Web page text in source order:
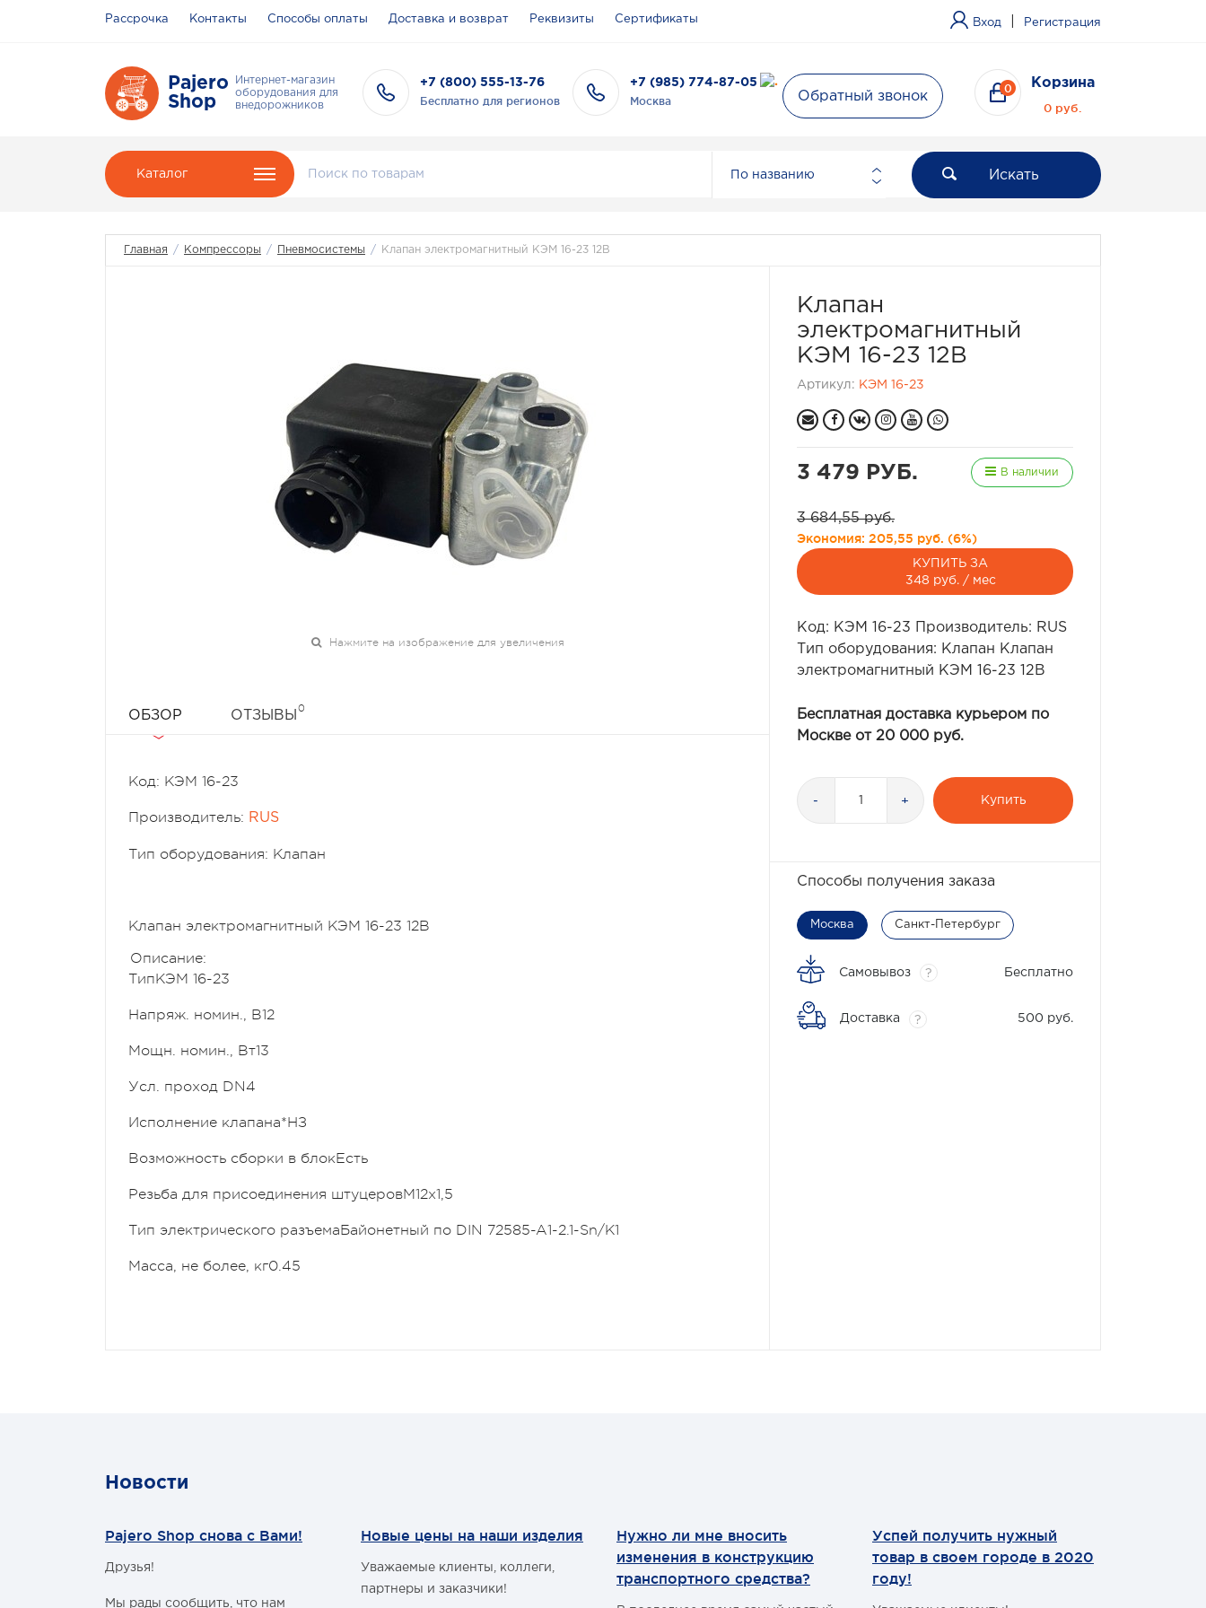
Рассрочка Контакты Способы оплаты Доставка и возврат Реквизиты Сертификаты Вход Регистрация
Pajero
Shop
Интернет-магазин
оборудования для
внедорожников
+7 (800) 555-13-76
Бесплатно для регионов
+7 (985) 774-87-05
Москва Обратный звонок
0 Корзина
0 руб.
Каталог По названию Искать
Главная / Компрессоры / Пневмосистемы / Клапан электромагнитный КЭМ 16-23 12В
Нажмите на изображение для увеличения
ОБЗОР ОТЗЫВЫ
0
Код: КЭМ 16-23
Производитель: RUS
Тип оборудования: Клапан
Клапан электромагнитный КЭМ 16-23 12В
Описание:
ТипКЭМ 16-23
Напряж. номин., В12
Мощн. номин., Вт13
Усл. проход DN4
Исполнение клапана*НЗ
Возможность сборки в блокЕсть
Резьба для присоединения штуцеровM12x1,5
Тип электрического разъемаБайонетный по DIN 72585-A1-2.1-Sn/K1
Масса, не более, кг0.45
Клапан
электромагнитный
КЭМ 16-23 12В
Артикул: КЭМ 16-23
3 479 РУБ. В наличии
3 684,55 руб.
Экономия: 205,55 руб. (6%)
КУПИТЬ ЗА
348 руб. / мес
Код: КЭМ 16-23 Производитель: RUS
Тип оборудования: Клапан Клапан
электромагнитный КЭМ 16-23 12В
Бесплатная доставка курьером по
Москве от 20 000 руб.
- + Купить
Способы получения заказа
Москва Санкт-Петербург
Самовывоз ? Бесплатно
Доставка ? 500 руб.
Новости
Pajero Shop снова с Вами!
Друзья!
Мы рады сообщить, что нам
Новые цены на наши изделия
Уважаемые клиенты, коллеги,
партнеры и заказчики!
Нужно ли мне вносить
изменения в конструкцию
транспортного средства?
Успей получить нужный
товар в своем городе в 2020
году!